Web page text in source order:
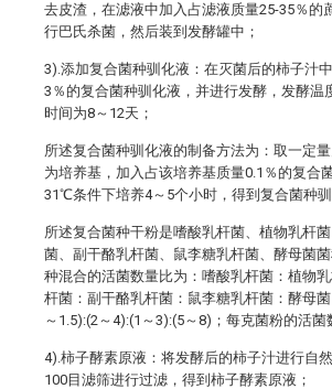
去皮渣，在滤液中加入占滤液质量25-35％的
行巴氏杀菌，然后装到发酵罐中；
3).添加复合菌种驯化液：在灭菌后的柿子汁
3％的复合菌种驯化液，并进行发酵，发酵
时间为8～12天；
所述复合菌种驯化液的制备方法为：取一定
为培养基，加入占该培养基质量0.1％的复合
31℃条件下培养4～5个小时，得到复合菌种驯
所述复合菌种干粉是嗜酸乳杆菌、植物乳杆
菌、副干酪乳杆菌、鼠李糖乳杆菌、酵母菌
种混合的活菌数量比为：嗜酸乳杆菌：植物
杆菌：副干酪乳杆菌：鼠李糖乳杆菌：酵母
～1.5):(2～4):(1～3):(5～8)；每克菌粉的活菌
4).柿子酵素原液：将发酵后的柿子汁进行自
100目滤筛进行过滤，得到柿子酵素原液；